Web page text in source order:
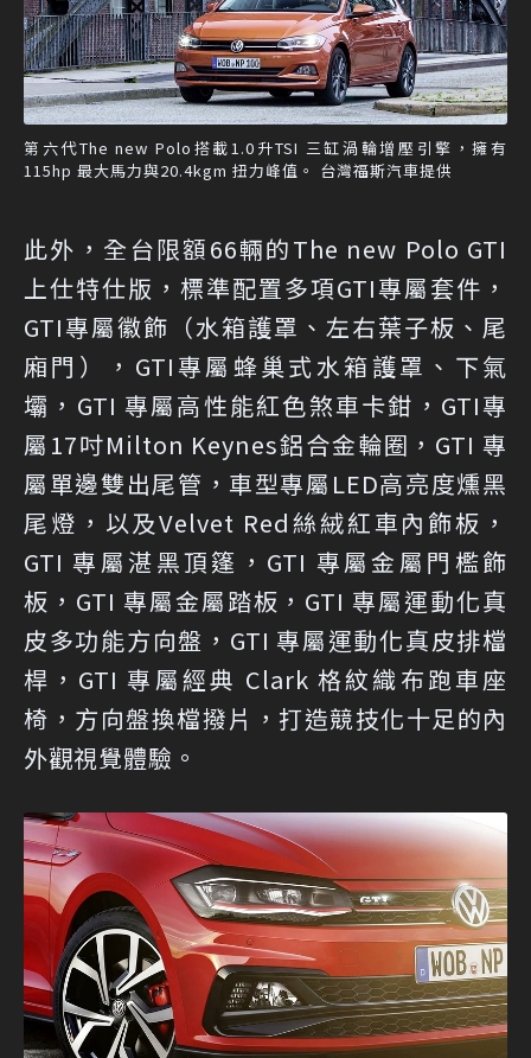
第六代The new Polo搭載1.0升TSI 三缸渦輪增壓引擎，擁有
115hp 最大馬力與20.4kgm 扭力峰值。 台灣福斯汽車提供
此外，全台限額66輛的The new Polo GTI
上仕特仕版，標準配置多項GTI專屬套件，
GTI專屬徽飾（水箱護罩、左右葉子板、尾
廂門），GTI專屬蜂巢式水箱護罩、下氣
壩，GTI 專屬高性能紅色煞車卡鉗，GTI專
屬17吋Milton Keynes鋁合金輪圈，GTI 專
屬單邊雙出尾管，車型專屬LED高亮度燻黑
尾燈，以及Velvet Red絲絨紅車內飾板，
GTI 專屬湛黑頂篷，GTI 專屬金屬門檻飾
板，GTI 專屬金屬踏板，GTI 專屬運動化真
皮多功能方向盤，GTI 專屬運動化真皮排檔
桿，GTI 專屬經典 Clark 格紋織布跑車座
椅，方向盤換檔撥片，打造競技化十足的內
外觀視覺體驗。